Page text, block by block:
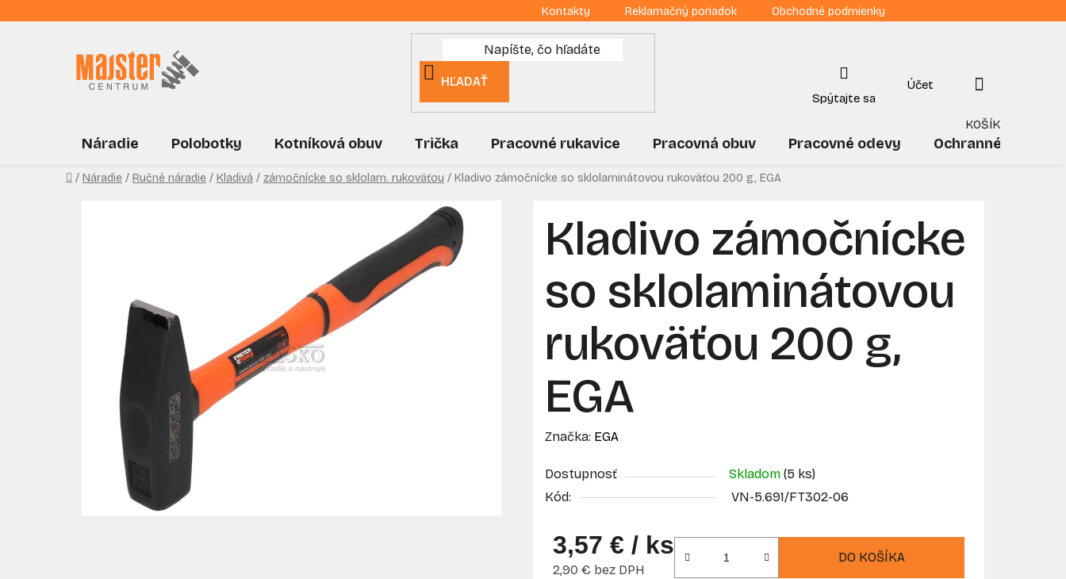
na
Kontakty Reklamačný poriadok Obchodné podmienky
HĽADAŤ
NÁKUPNÝ
KOŠÍK
Náradie Polobotky Kotníková obuv Trička Pracovné rukavice Pracovná obuv Pracovné odevy Ochranné
Domov
/ Náradie / Ručné náradie / Kladivá / zámočnícke so sklolam. rukoväťou / Kladivo zámočnícke so sklolaminátovou rukoväťou 200 g, EGA
Kladivo zámočnícke
so sklolaminátovou
rukoväťou 200 g,
EGA
Značka: EGA
Dostupnosť Skladom (5 ks)
Kód:
VN-5.691/FT302-06
3,57 € / ks
2,90 € bez DPH
DO KOŠÍKA